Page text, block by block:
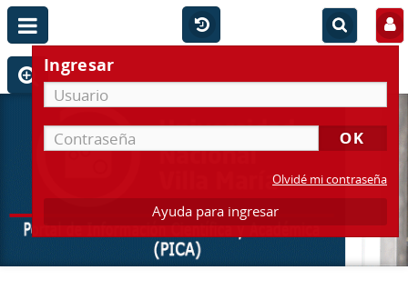
Ingresar
Olvidé mi contraseña
Ayuda para ingresar